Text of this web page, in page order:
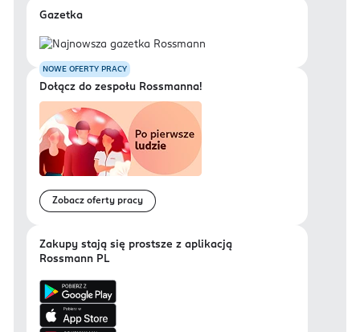
Gazetka
NOWE OFERTY PRACY
Dołącz do zespołu Rossmanna!
Zobacz oferty pracy
Zakupy stają się prostsze z aplikacją
Rossmann PL